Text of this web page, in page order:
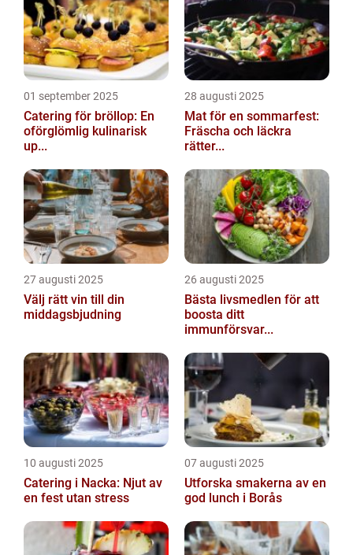
01 september 2025
Catering för bröllop: En
oförglömlig kulinarisk
up...
28 augusti 2025
Mat för en sommarfest:
Fräscha och läckra
rätter...
27 augusti 2025
Välj rätt vin till din
middagsbjudning
26 augusti 2025
Bästa livsmedlen för att
boosta ditt
immunförsvar...
10 augusti 2025
Catering i Nacka: Njut av
en fest utan stress
07 augusti 2025
Utforska smakerna av en
god lunch i Borås